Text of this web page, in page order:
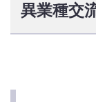
異業種交